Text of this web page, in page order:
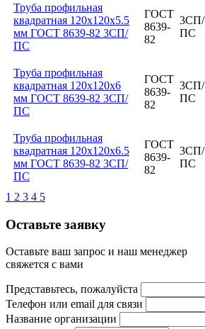
Труба профильная
квадратная 120x120x5.5
мм ГОСТ 8639-82 3СП/
ПС
ГОСТ
8639-
82
3СП/
ПС
Труба профильная
квадратная 120x120x6
мм ГОСТ 8639-82 3СП/
ПС
ГОСТ
8639-
82
3СП/
ПС
Труба профильная
квадратная 120x120x6.5
мм ГОСТ 8639-82 3СП/
ПС
ГОСТ
8639-
82
3СП/
ПС
1 2 3 4 5
Оставьте заявку
Оставьте ваш запрос и наш менеджер
свяжется с вами
Представьтесь, пожалуйста
Телефон или email для связи
Название организации